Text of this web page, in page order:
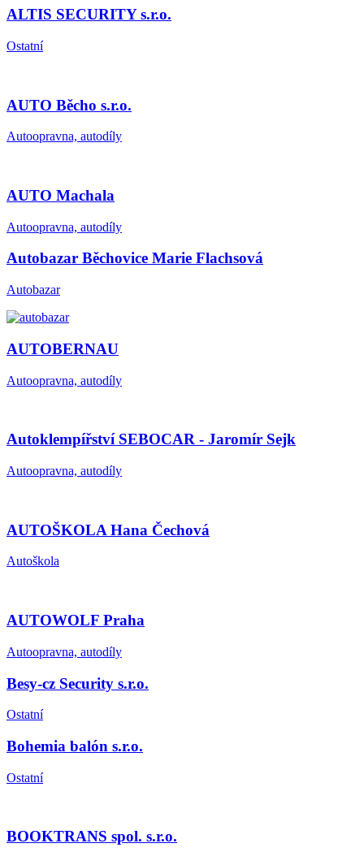
ALTIS SECURITY s.r.o.
Ostatní
AUTO Běcho s.r.o.
Autoopravna, autodíly
AUTO Machala
Autoopravna, autodíly
Autobazar Běchovice Marie Flachsová
Autobazar
AUTOBERNAU
Autoopravna, autodíly
Autoklempířství SEBOCAR - Jaromír Sejk
Autoopravna, autodíly
AUTOŠKOLA Hana Čechová
Autoškola
AUTOWOLF Praha
Autoopravna, autodíly
Besy-cz Security s.r.o.
Ostatní
Bohemia balón s.r.o.
Ostatní
BOOKTRANS spol. s.r.o.